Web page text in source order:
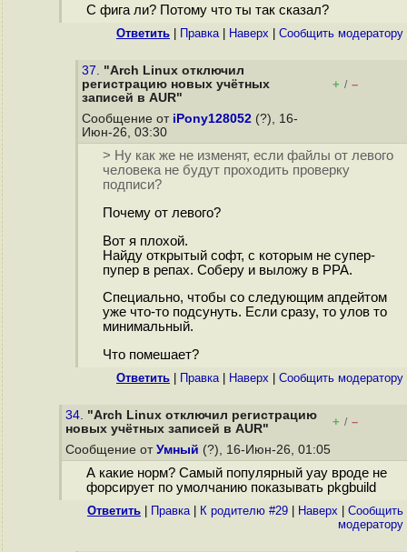
С фига ли? Потому что ты так сказал?
Ответить Правка| Наверх Cообщить модератору
37. "Arch Linux отключил
регистрацию новых учётных
записей в AUR"
+ / –
Сообщение от iPony128052 (?), 16-
Июн-26, 03:30
> Ну как же не изменят, если файлы от левого
человека не будут проходить проверку
подписи?
Почему от левого?
Вот я плохой.
Найду открытый софт, с которым не супер-
пупер в репах. Соберу и выложу в PPA.
Специально, чтобы со следующим апдейтом
уже что-то подсунуть. Если сразу, то улов то
минимальный.
Что помешает?
Ответить Правка| Наверх Cообщить модератору
34. "Arch Linux отключил регистрацию
новых учётных записей в AUR"
+ / –
Сообщение от Умный (?), 16-Июн-26, 01:05
А какие норм? Самый популярный yay вроде не
форсирует по умолчанию показывать pkgbuild
Ответить Правка| К родителю #29 Наверх
Cообщить
модератору